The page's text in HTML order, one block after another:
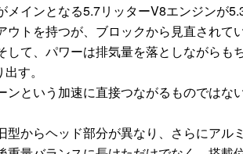
インとなる5.7リッターV8エンジンが
ウトを持つが、ブロックから見直されて
して、パワーは排気量を落としながら
す。
という加速に直接つながるものではな
からヘッド部分が異なり、さらにアル